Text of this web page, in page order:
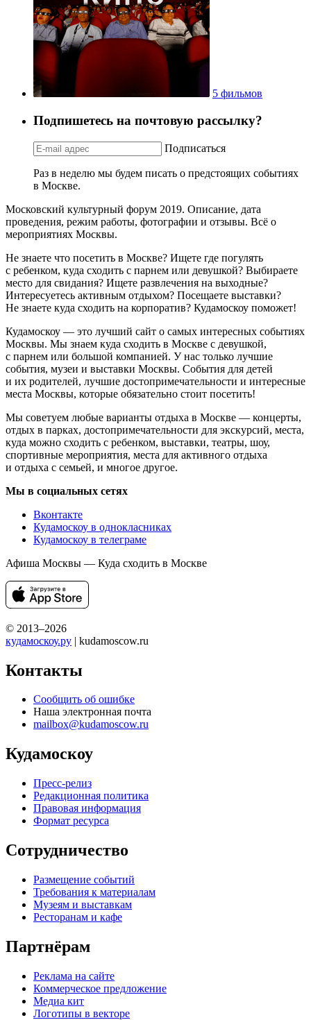
5 фильмов
Подпишетесь на почтовую рассылку?
Подписаться
Раз в неделю мы будем писать о предстоящих событиях
в Москве.
Московский культурный форум 2019. Описание, дата
проведения, режим работы, фотографии и отзывы. Всё о
мероприятиях Москвы.
Не знаете что посетить в Москве? Ищете где погулять
с ребенком, куда сходить с парнем или девушкой? Выбираете
место для свидания? Ищете развлечения на выходные?
Интересуетесь активным отдыхом? Посещаете выставки?
Не знаете куда сходить на корпоратив? Кудамоскоу поможет!
Кудамоскоу — это лучший сайт о самых интересных событиях
Москвы. Мы знаем куда сходить в Москве с девушкой,
с парнем или большой компанией. У нас только лучшие
события, музеи и выставки Москвы. События для детей
и их родителей, лучшие достопримечательности и интересные
места Москвы, которые обязательно стоит посетить!
Мы советуем любые варианты отдыха в Москве — концерты,
отдых в парках, достопримечательности для экскурсий, места,
куда можно сходить с ребенком, выставки, театры, шоу,
спортивные мероприятия, места для активного отдыха
и отдыха с семьей, и многое другое.
Мы в социальных сетях
Вконтакте
Кудамоскоу в однокласниках
Кудамоскоу в телеграме
Афиша Москвы — Куда сходить в Москве
© 2013–2026
кудамоскоу.ру | kudamoscow.ru
Контакты
Сообщить об ошибке
Наша электронная почта
mailbox@kudamoscow.ru
Кудамоскоу
Пресс-релиз
Редакционная политика
Правовая информация
Формат ресурса
Сотрудничество
Размещение событий
Требования к материалам
Музеям и выставкам
Ресторанам и кафе
Партнёрам
Реклама на сайте
Коммерческое предложение
Медиа кит
Логотипы в векторе